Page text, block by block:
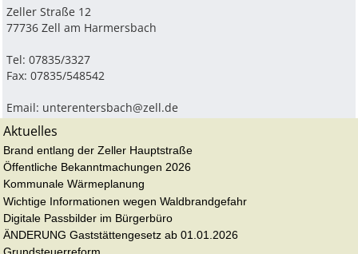
Zeller Straße 12
77736 Zell am Harmersbach
Tel: 07835/3327
Fax: 07835/548542
Email: unterentersbach@zell.de
Aktuelles
Brand entlang der Zeller Hauptstraße
Öffentliche Bekanntmachungen 2026
Kommunale Wärmeplanung
Wichtige Informationen wegen Waldbrandgefahr
Digitale Passbilder im Bürgerbüro
ÄNDERUNG Gaststättengesetz ab 01.01.2026